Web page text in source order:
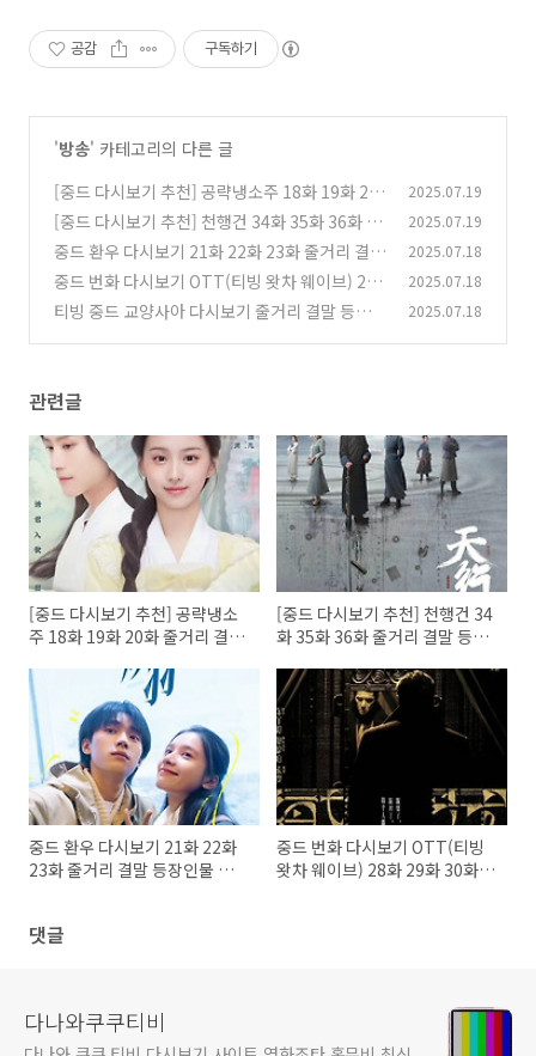
공감 구독하기
'방송' 카테고리의 다른 글
[중드 다시보기 추천] 공략냉소주 18화 19화 20
화 줄거리 결말 등장인물 (0)
2025.07.19
[중드 다시보기 추천] 천행건 34화 35화 36화 줄
거리 결말 등장인물 진준걸 류우녕 (0)
2025.07.19
중드 환우 다시보기 21화 22화 23화 줄거리 결말
등장인물 장정의 주익연
(0)
2025.07.18
중드 번화 다시보기 OTT(티빙 왓차 웨이브) 28
화 29화 30화 줄거리 결말 등장인물
(0)
2025.07.18
티빙 중드 교양사아 다시보기 줄거리 결말 등장인
2025.07.18
관련글
[중드 다시보기 추천] 공략냉소
주 18화 19화 20화 줄거리 결말
[중드 다시보기 추천] 천행건 34
화 35화 36화 줄거리 결말 등장
중드 환우 다시보기 21화 22화
23화 줄거리 결말 등장인물 장
중드 번화 다시보기 OTT(티빙
왓차 웨이브) 28화 29화 30화
댓글
다나와쿠쿠티비